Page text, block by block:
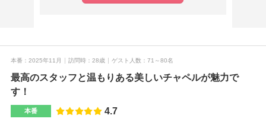
本番 2025年11月 訪問時 28歳 ゲスト人数 71～80名
最高のスタッフと温もりある美しいチャペルが魅力で
す！
本番 4.7